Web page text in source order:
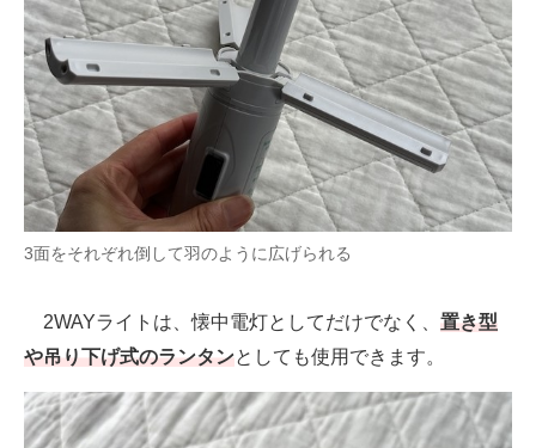
3面をそれぞれ倒して羽のように広げられる
2WAYライトは、懐中電灯としてだけでなく、 置き型
や吊り下げ式のランタンとしても使用できます。